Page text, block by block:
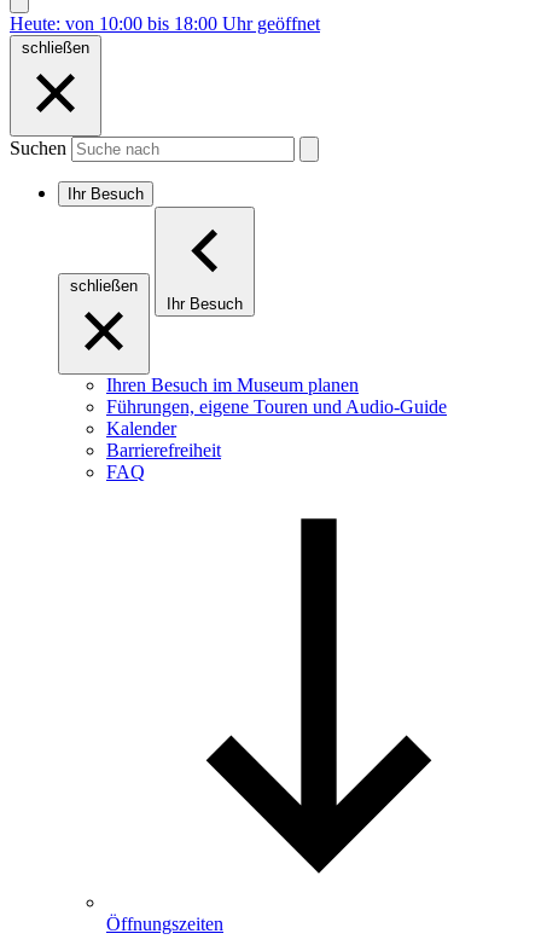
Heute: von 10:00 bis 18:00 Uhr geöffnet
schließen
Suchen
Ihr Besuch
schließen
Ihr Besuch
Ihren Besuch im Museum planen
Führungen, eigene Touren und Audio-Guide
Kalender
Barrierefreiheit
FAQ
Öffnungszeiten